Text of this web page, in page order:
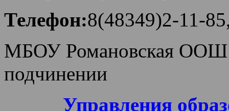
Телефон:8(48349)2-11-
МБОУ Романовская ООШ
подчинении
Управления